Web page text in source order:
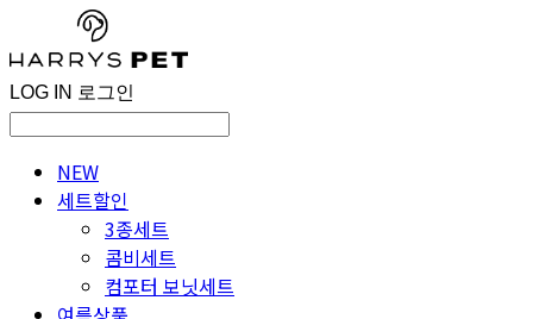
LOG IN 로그인
NEW
세트할인
3종세트
콤비세트
컴포터 보닛세트